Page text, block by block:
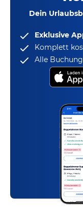
Dein
Exklusive
Komplett
Alle